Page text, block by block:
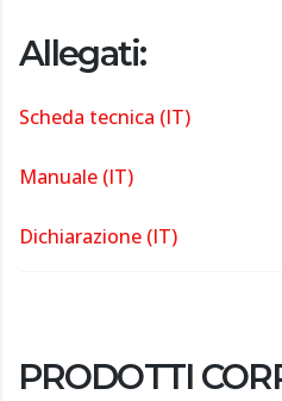
Allegati:
Scheda tecnica (IT)
Manuale (IT)
Dichiarazione (IT)
PRODOTTI